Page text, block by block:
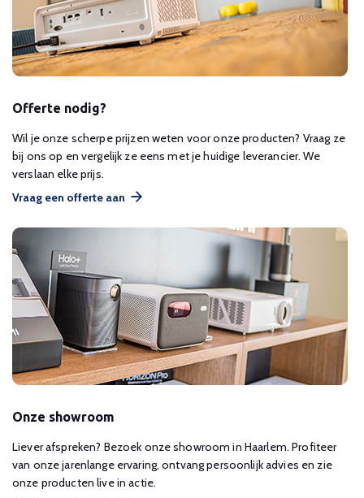
Offerte nodig?
Wil je onze scherpe prijzen weten voor onze producten? Vraag ze
bij ons op en vergelijk ze eens met je huidige leverancier. We
verslaan elke prijs.
Vraag een offerte aan
Onze showroom
Liever afspreken? Bezoek onze showroom in Haarlem. Profiteer
van onze jarenlange ervaring, ontvang persoonlijk advies en zie
onze producten live in actie.